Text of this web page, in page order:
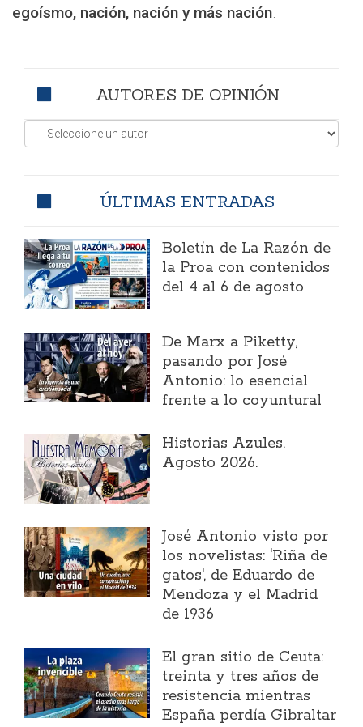
egoísmo, nación, nación y más nación.
AUTORES DE OPINIÓN
ÚLTIMAS ENTRADAS
Boletín de La Razón de
la Proa con contenidos
del 4 al 6 de agosto
​De Marx a Piketty,
pasando por José
Antonio: lo esencial
frente a lo coyuntural
Historias Azules.
Agosto 2026.
José Antonio visto por
los novelistas: 'Riña de
gatos', de Eduardo de
Mendoza y el Madrid
de 1936
El gran sitio de Ceuta:
treinta y tres años de
resistencia mientras
España perdía Gibraltar